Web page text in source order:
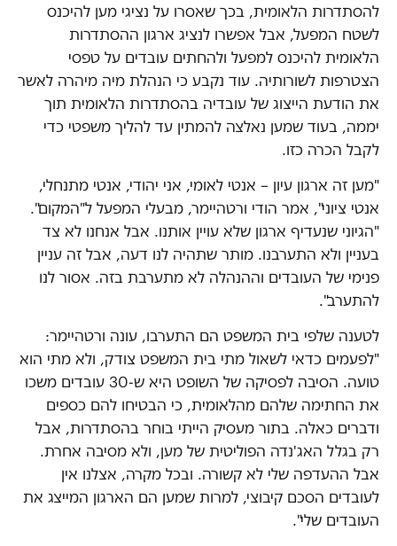
להסתדרות הלאומית, בכך שאסרו על נציגי מען להיכנס
לשטח המפעל, אבל אפשרו לנציג ארגון ההסתדרות
הלאומית להיכנס למפעל ולהחתים עובדים על טפסי
הצטרפות לשורותיה. עוד נקבע כי הנהלת מיה מיהרה לאשר
את הודעת הייצוג של עובדיה בהסתדרות הלאומית תוך
יממה, בעוד שמען נאלצה להמתין עד להליך משפטי כדי
לקבל הכרה כזו.
"מען זה ארגון עיון – אנטי לאומי, אני יהודי, אנטי מתנחלי,
אנטי ציוני", אמר הודי ורטהיימר, מבעלי המפעל ל"המקום".
"הגיוני שנעדיף ארגון שלא עויין אותנו. אבל אנחנו לא צד
בעניין ולא התערבנו. מותר שתהיה לנו דעה, אבל זה עניין
פנימי של העובדים וההנהלה לא מתערבת בזה. אסור לנו
להתערב".
לטענה שלפי בית המשפט הם התערבו, עונה ורטהיימר:
"לפעמים כדאי לשאול מתי בית המשפט צודק, ולא מתי הוא
טועה. הסיבה לפסיקה של השופט היא ש-30 עובדים משכו
את החתימה שלהם מהלאומית, כי הבטיחו להם כספים
ודברים כאלה. בתור מעסיק הייתי בוחר בהסתדרות, אבל
רק בגלל האג'נדה הפוליטית של מען, ולא מסיבה אחרת.
אבל ההעדפה שלי לא קשורה. ובכל מקרה, אצלנו אין
לעובדים הסכם קיבוצי, למרות שמען הם הארגון המייצג את
העובדים שלי".